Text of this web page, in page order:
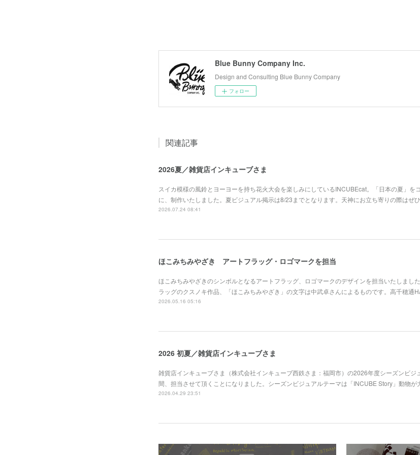
Blue Bunny Company Inc.
Design and Consulting Blue Bunny Company
フォロー
関連記事
2026夏／雑貨店インキューブさま
スイカ模様の風鈴とヨーヨーを持ち花火大会を楽しみにしているINCUBEcat。「日本の夏」を
に、制作いたしました。夏ビジュアル掲示は8/23までとなります。天神にお立ち寄りの際はぜ
2026.07.24 08:41
ほこみちみやざき アートフラッグ・ロゴマークを担当
ほこみちみやざきのシンボルとなるアートフラッグ、ロゴマークのデザインを担当いたしまし
ラッグのクスノキ作品、「ほこみちみやざき」の文字は中武卓さんによるものです。高千穂通
2026.05.16 05:16
2026 初夏／雑貨店インキューブさま
雑貨店インキューブさま（株式会社インキューブ西鉄さま：福岡市）の2026年度シーズンビジ
間、担当させて頂くことになりました。シーズンビジュアルテーマは「INCUBE Story」動物が
2026.04.29 23:51